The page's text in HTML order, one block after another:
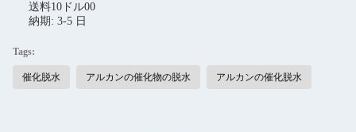
送料10ドル00
納期: 3-5 日
Tags:
催化脱水 アルカンの催化物の脱水 アルカンの催化脱水